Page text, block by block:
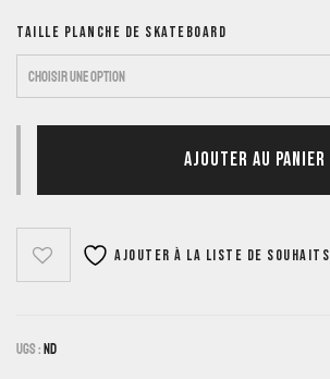
TAILLE PLANCHE DE SKATEBOARD
AJOUTER AU PANIER
Ajouter à la liste de souhaits
UGS : ND